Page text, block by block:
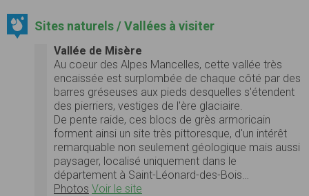
Sites naturels / Vallées à visiter
Vallée de Misère
Au coeur des Alpes Mancelles, cette vallée très
encaissée est surplombée de chaque côté par des
barres gréseuses aux pieds desquelles s'étendent
des pierriers, vestiges de l'ère glaciaire.
De pente raide, ces blocs de grès armoricain
forment ainsi un site très pittoresque, d'un intérêt
remarquable non seulement géologique mais aussi
paysager, localisé uniquement dans le
département à Saint-Léonard-des-Bois…
Photos Voir le site